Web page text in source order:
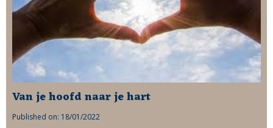
Van je hoofd naar je hart
Published on: 18/01/2022